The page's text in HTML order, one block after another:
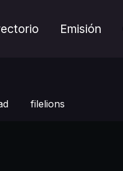
Emisión
filelions